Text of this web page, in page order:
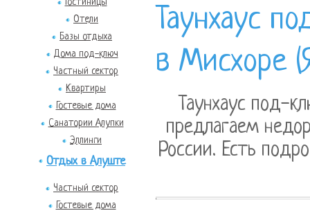
Отели
Базы отдыха
Дома под-ключ
Частный сектор
Квартиры
Гостевые дома
Санатории Алупки
Эллинги
Отдых в Алуште
Частный сектор
Гостевые дома
Таунхаус
в Мисхоре
Таунхаус под-
предлагаем
России. Есть